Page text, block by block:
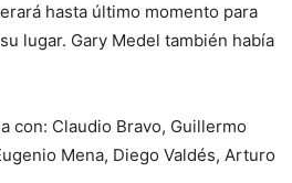
hasta último momento para
lugar. Gary Medel también había
con: Claudio Bravo, Guillermo
Mena, Diego Valdés, Arturo